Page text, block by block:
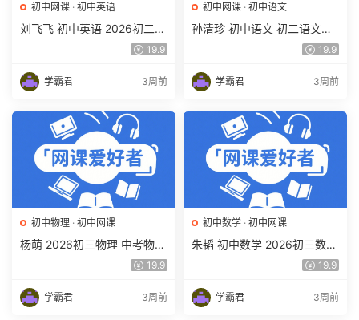
初中网课 · 初中英语
刘飞飞 初中英语 2026初二英
语读写素养培训班（秋上秋下
19.9
学霸君 3周前
初中网课 · 初中语文
孙清珍 初中语文 初二语文读
写素养培训班（秋上秋下·全19.9
学霸君 3周前
初中物理 · 初中网课
杨萌 2026初三物理 中考物理
培训班 秋上秋下·全国版·S 百
19.9
学霸君 3周前
初中数学 · 初中网课
朱韬 初中数学 2026初三数学
中考数学培训班（秋上秋下·19.9
学霸君 3周前